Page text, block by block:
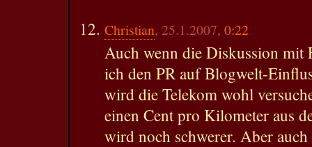
Christian, 25.1.2007, 0:22
Auch wenn die Diskussion mit
ich den PR auf Blogwelt-
wird die Telekom wohl
einen Cent pro Kilometer aus
wird noch schwerer. Aber